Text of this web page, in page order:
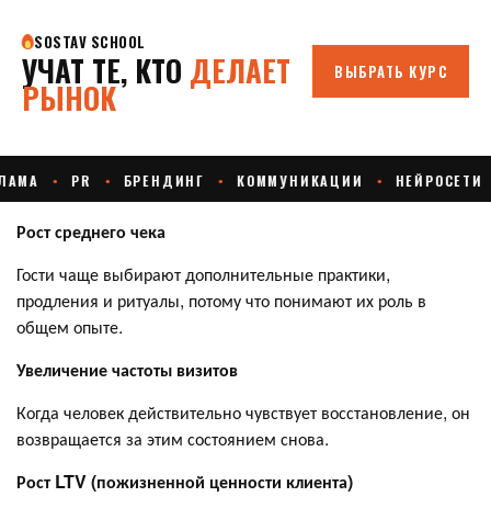
Рост среднего чека
Гости чаще выбирают дополнительные практики,
продления и ритуалы, потому что понимают их роль в
общем опыте.
Увеличение частоты визитов
Когда человек действительно чувствует восстановление, он
возвращается за этим состоянием снова.
Рост LTV (пожизненной ценности клиента)